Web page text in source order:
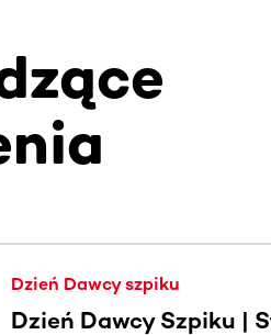
w poziomie. Użyj
Dzień Dawcy szpiku
Dzień Dawcy Szpiku |